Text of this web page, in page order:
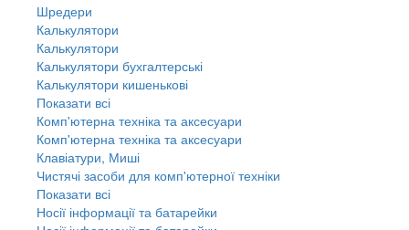
Шредери
Калькулятори
Калькулятори
Калькулятори бухгалтерські
Калькулятори кишенькові
Показати всі
Комп'ютерна техніка та аксесуари
Комп'ютерна техніка та аксесуари
Клавіатури, Миші
Чистячі засоби для комп'ютерної техніки
Показати всі
Носії інформації та батарейки